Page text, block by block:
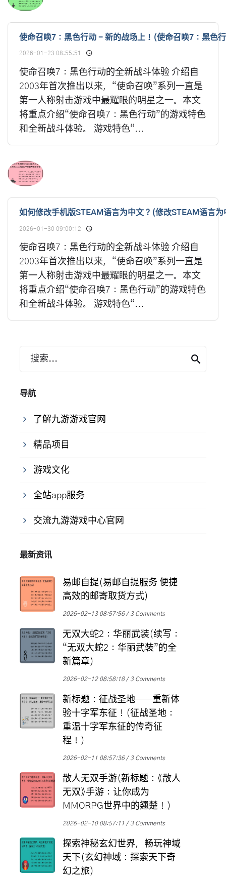
使命召唤7：黑色行动 - 新的战场上！(使命召唤7：黑色
2026-01-23 08:55:51
使命召唤7：黑色行动的全新战斗体验 介绍自
2003年首次推出以来，“使命召唤”系列一直是
第一人称射击游戏中最耀眼的明星之一。本文
将重点介绍“使命召唤7：黑色行动”的游戏特色
和全新战斗体验。 游戏特色“...
如何修改手机版STEAM语言为中文？(修改STEAM语言
2026-01-30 09:00:12
使命召唤7：黑色行动的全新战斗体验 介绍自
2003年首次推出以来，“使命召唤”系列一直是
第一人称射击游戏中最耀眼的明星之一。本文
将重点介绍“使命召唤7：黑色行动”的游戏特色
和全新战斗体验。 游戏特色“...
搜索...
导航
了解九游游戏官网
精品项目
游戏文化
全站app服务
交流九游游戏中心官网
最新资讯
易邮自提(易邮自提服务 便捷
高效的邮寄取货方式)
2026-02-13 08:57:56 3 Comments
无双大蛇2：华丽武装(续写：
“无双大蛇2：华丽武装”的全
新篇章)
2026-02-12 08:58:18 3 Comments
新标题：征战圣地——重新体
验十字军东征！(征战圣地：
重温十字军东征的传奇征
程！)
2026-02-11 08:57:36 3 Comments
散人无双手游(新标题：《散人
无双》手游：让你成为
MMORPG世界中的翘楚！)
2026-02-10 08:57:11 3 Comments
探索神秘玄幻世界，畅玩神域
天下(玄幻神域：探索天下奇
幻之旅)